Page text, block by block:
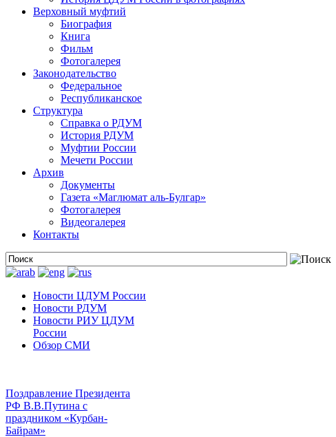
Верховный муфтий
Биография
Книга
Фильм
Фотогалерея
Законодательство
Федеральное
Республиканское
Структура
Справка о РДУМ
История РДУМ
Муфтии России
Мечети России
Архив
Документы
Газета «Маглюмат аль-Булгар»
Фотогалерея
Видеогалерея
Контакты
Новости ЦДУМ России
Новости РДУМ
Новости РИУ ЦДУМ
России
Обзор СМИ
Поздравление Президента
РФ В.В.Путина с
праздником «Курбан-
Байрам»